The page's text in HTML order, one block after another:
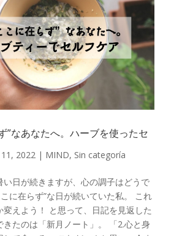
”なあなたへ。ハーブを使ったセ
2022| MIND, Sin categoría
い日が続きますが、心の調子はどうで
に在らず”な日が続いていた私。 これ
変えよう！ と思って、日記を見返した
きたのは「新月ノート」。 「2.心と身